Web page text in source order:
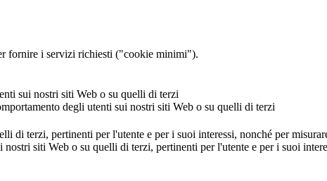
fornire i servizi richiesti ("cookie minimi").
sui nostri siti Web o su quelli di terzi
degli utenti sui nostri siti Web o su quelli di terzi
di terzi, pertinenti per l'utente e per i suoi interessi, nonché per
siti Web o su quelli di terzi, pertinenti per l'utente e per i suoi